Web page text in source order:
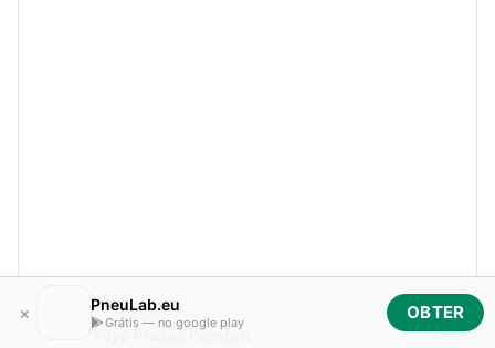
Toyo Proxes Comfort
149 €
× PneuLab.eu
Grátis — no google play OBTER